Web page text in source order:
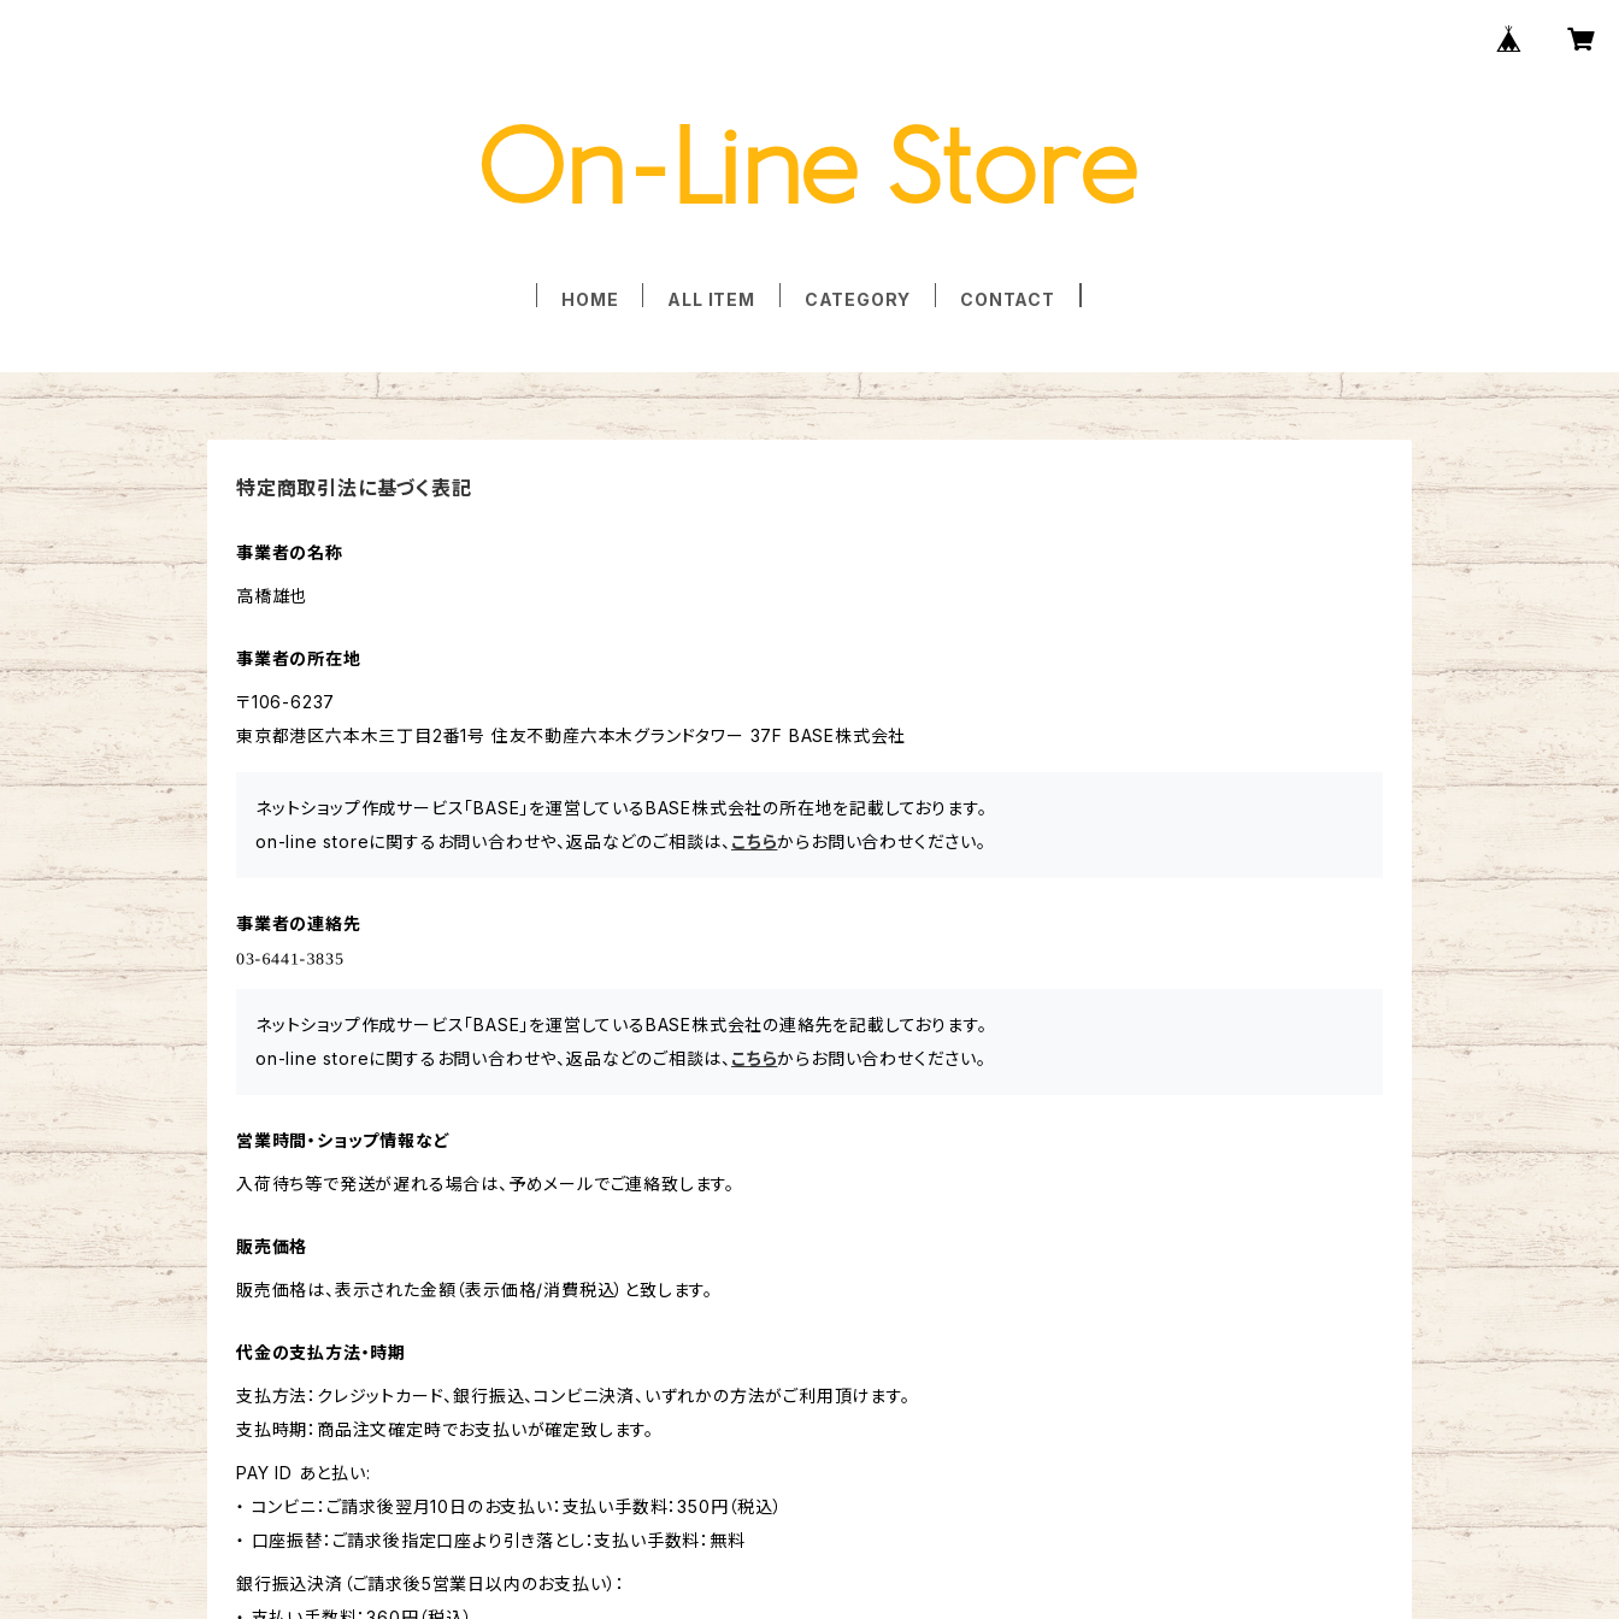
HOME ALL ITEM CATEGORY CONTACT
特定商取引法に基づく表記
事業者の名称
高橋雄也
事業者の所在地
〒106-6237
東京都港区六本木三丁目2番1号 住友不動産六本木グランドタワー 37F BASE株式会社
ネットショップ作成サービス「BASE」を運営しているBASE株式会社の所在地を記載しております。
on-line storeに関するお問い合わせや、返品などのご相談は、 こちらからお問い合わせください。
事業者の連絡先
ネットショップ作成サービス「BASE」を運営しているBASE株式会社の連絡先を記載しております。
on-line storeに関するお問い合わせや、返品などのご相談は、 こちらからお問い合わせください。
営業時間・ショップ情報など
入荷待ち等で発送が遅れる場合は、予めメールでご連絡致します。
販売価格
販売価格は、表示された金額（表示価格/消費税込）と致します。
代金の支払方法・時期
支払方法：クレジットカード、銀行振込、コンビニ決済、いずれかの方法がご利用頂けます。
支払時期：商品注文確定時でお支払いが確定致します。
PAY ID あと払い:
・ コンビニ：ご請求後翌月10日のお支払い：支払い手数料：350円（税込）
・ 口座振替：ご請求後指定口座より引き落とし：支払い手数料：無料
銀行振込決済（ご請求後5営業日以内のお支払い）：